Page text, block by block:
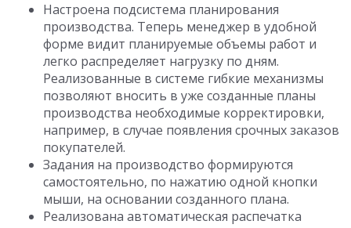
Настроена подсистема планирования
производства. Теперь менеджер в удобной
форме видит планируемые объемы работ и
легко распределяет нагрузку по дням.
Реализованные в системе гибкие механизмы
позволяют вносить в уже созданные планы
производства необходимые корректировки,
например, в случае появления срочных заказов
покупателей.
Задания на производство формируются
самостоятельно, по нажатию одной кнопки
мыши, на основании созданного плана.
Реализована автоматическая распечатка